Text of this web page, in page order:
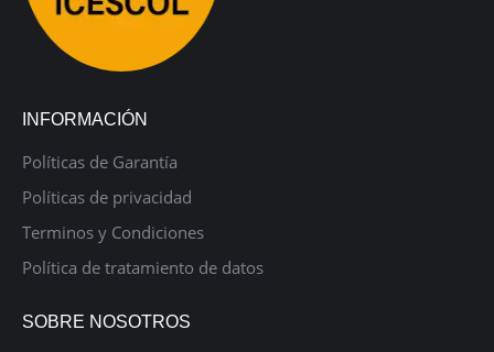
INFORMACIÓN
Políticas de Garantía
Políticas de privacidad
Terminos y Condiciones
Política de tratamiento de datos
SOBRE NOSOTROS